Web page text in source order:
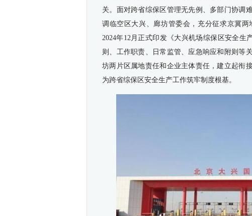
关。面对跨省综保区管理无先例、多部门协调
调临空区大兴、廊坊管委会，充分征求京冀
2024年12月正式印发《大兴机场综保区安全
则、工作职责、日常监管、应急响应和附则等
坊两片区属地责任和企业主体责任，建立起衔
为跨省综保区安全生产工作筑牢制度根基。